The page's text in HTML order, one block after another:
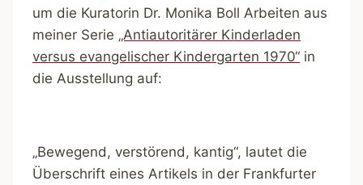
um die Kuratorin Dr. Monika Boll Arbeiten aus
meiner Serie „Antiautoritärer Kinderladen
versus evangelischer Kindergarten 1970“ in
die Ausstellung auf:
„Bewegend, verstörend, kantig“, lautet die
Überschrift eines Artikels in der Frankfurter